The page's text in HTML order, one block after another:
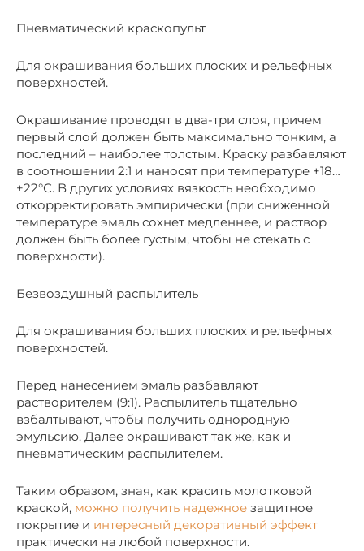
Пневматический краскопульт
Для окрашивания больших плоских и рельефных
поверхностей.
Окрашивание проводят в два-три слоя, причем
первый слой должен быть максимально тонким, а
последний – наиболее толстым. Краску разбавляют
в соотношении 2:1 и наносят при температуре +18…
+22°С. В других условиях вязкость необходимо
откорректировать эмпирически (при сниженной
температуре эмаль сохнет медленнее, и раствор
должен быть более густым, чтобы не стекать с
поверхности).
Безвоздушный распылитель
Для окрашивания больших плоских и рельефных
поверхностей.
Перед нанесением эмаль разбавляют
растворителем (9:1). Распылитель тщательно
взбалтывают, чтобы получить однородную
эмульсию. Далее окрашивают так же, как и
пневматическим распылителем.
Таким образом, зная, как красить молотковой
краской, можно получить надежное защитное
покрытие и интересный декоративный эффект
практически на любой поверхности.